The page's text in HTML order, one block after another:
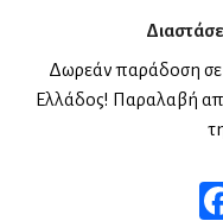
Δωρεάν παράδοση σε
Ελλάδος! Παραλαβή